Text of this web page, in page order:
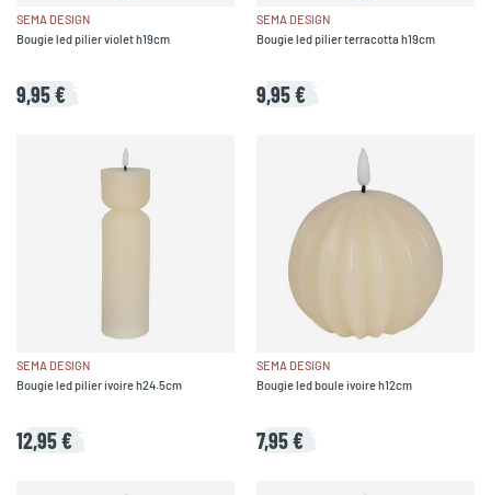
SEMA DESIGN
Bougie led pilier violet h19cm
9,95 €
SEMA DESIGN
Bougie led pilier terracotta h19cm
9,95 €
SEMA DESIGN
Bougie led pilier ivoire h24.5cm
12,95 €
SEMA DESIGN
Bougie led boule ivoire h12cm
7,95 €